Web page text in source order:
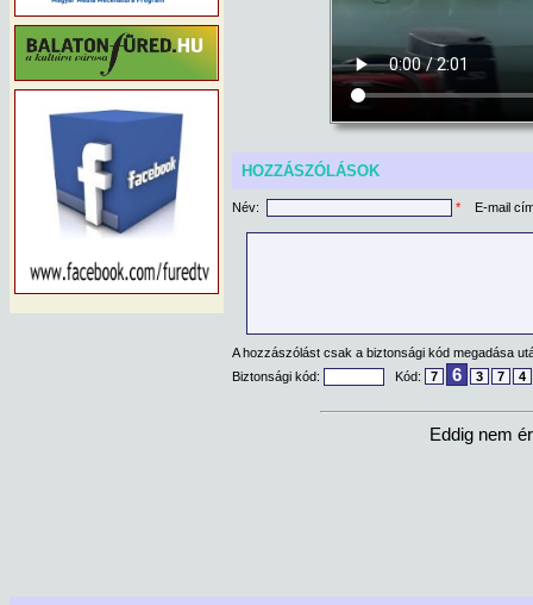
HOZZÁSZÓLÁSOK
Név: * E-mail
A hozzászólást csak a biztonsági kód megadása
Biztonsági kód:
Kód: 7 6 3 7 4
Eddig nem